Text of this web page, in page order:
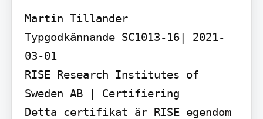
Martin Tillander
Typgodkännande SC1013-16| 2021-
03-01
RISE Research Institutes of
Sweden AB | Certifiering
Detta certifikat är RISE egendom